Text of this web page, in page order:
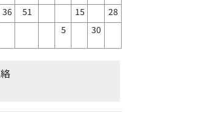
36 51 15 28
5 30